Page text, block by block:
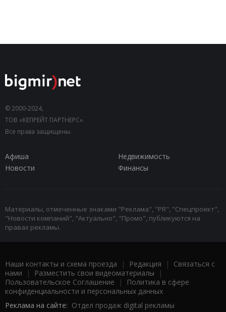
© 2000-2024,
ТОВ «КЕПРЕЙТ ПАРТНЕРС».
Все права защищены.
Афиша
Недвижимость
Новости
Финансы
Материалы, отмеченные знаками "Реклама", "PR", "Спецпроект",
"Новости компаний", "Актуально", "Промо", публикуются на
правах рекламы.
Наши контакты и схема проезда | Редакция | Связаться с
нами | Разместить свои видеоматериалы |
Пользовательское Соглашение |
Политика в сфере
конфиденциальности и персональных данных
Реклама на сайте: Отдел продаж digital рекламы